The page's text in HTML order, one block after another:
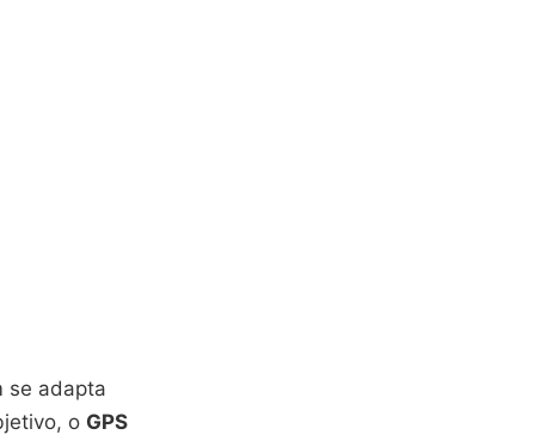
se adapta
o GPS